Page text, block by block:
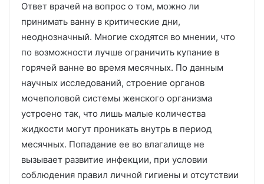
Ответ врачей на вопрос о том, можно ли
принимать ванну в критические дни,
неоднозначный. Многие сходятся во мнении, что
по возможности лучше ограничить купание в
горячей ванне во время месячных. По данным
научных исследований, строение органов
мочеполовой системы женского организма
устроено так, что лишь малые количества
жидкости могут проникать внутрь в период
месячных. Попадание ее во влагалище не
вызывает развитие инфекции, при условии
соблюдения правил личной гигиены и отсутствии